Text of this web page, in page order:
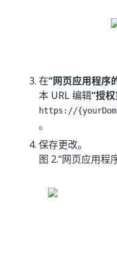
在“网页应用程序
本 URL 编辑“授
https://
。
保存更改。
图 2.“网页应用程